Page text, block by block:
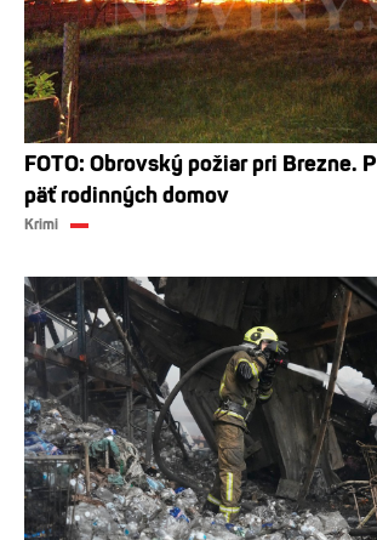
FOTO: Obrovský požiar pri Brezne.
päť rodinných domov
Krimi